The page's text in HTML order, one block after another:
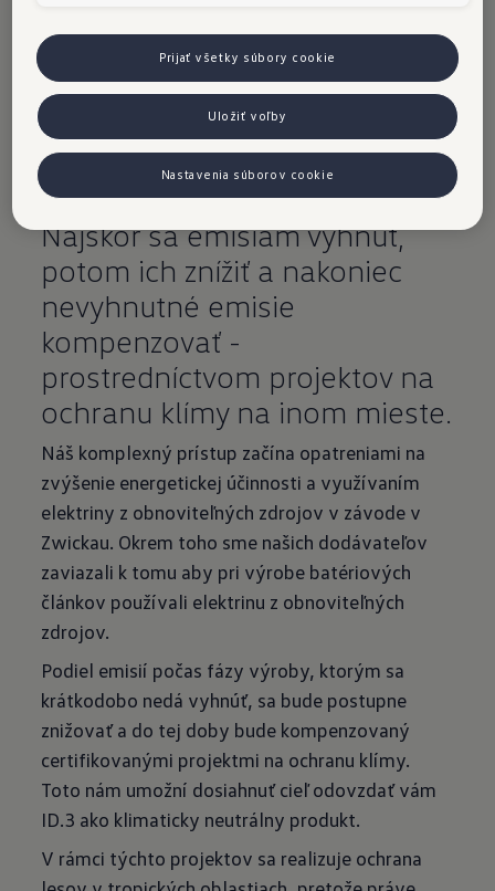
Čo robímepre ochranu klímy
Emisie vznikajú počas celého životného cyklu
elektromobilu. Aby sme to trvalo znížili, riadime
sa touto zásadou:
Najskôr sa emisiám vyhnúť,
potom ich znížiť a nakoniec
nevyhnutné emisie
kompenzovať -
prostredníctvom projektov na
ochranu klímy na inom mieste.
Náš komplexný prístup začína opatreniami na
zvýšenie energetickej účinnosti a využívaním
elektriny z obnoviteľných zdrojov v závode v
Zwickau. Okrem toho sme našich dodávateľov
zaviazali k tomu aby pri výrobe batériových
článkov používali elektrinu z obnoviteľných
zdrojov.
Podiel emisií počas fázy výroby, ktorým sa
krátkodobo nedá vyhnúť, sa bude postupne
znižovať a do tej doby bude kompenzovaný
certifikovanými projektmi na ochranu klímy.
Toto nám umožní dosiahnuť cieľ odovzdať vám
ID.3 ako klimaticky neutrálny produkt.
V rámci týchto projektov sa realizuje ochrana
Prijať všetky súbory cookie
Uložiť voľby
Nastavenia súborov cookie